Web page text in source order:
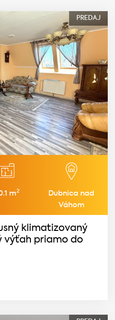
PREDAJ
m2
Dubnica nad
Váhom
klimatizovaný
výťah priamo do